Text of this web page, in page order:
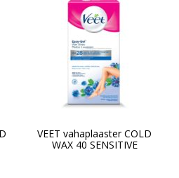
VEET vahaplaaster COLD
WAX 40 SENSITIVE